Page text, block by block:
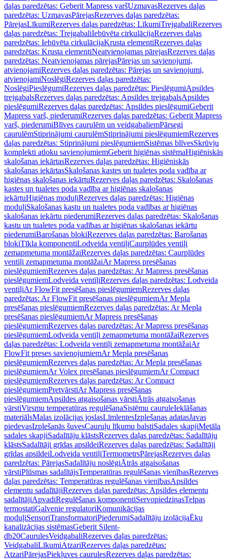
daļas paredzētas: Geberit Mapress varšUzmavasRezerves daļas
paredzētas: UzmavasPārejasRezerves daļas paredzētas:
PārejasLīkumiRezerves daļas paredzētas: LīkumiTrejgabaliRezerves
daļas paredzētas: TrejgabaliIebūvēta cirkulācijaRezerves daļas
paredzētas: Iebūvēta cirkulācijaKrusta elementiRezerves daļas
paredzētas: Krusta elementiNeatvienojamas pārejasRezerves daļas
paredzētas: Neatvienojamas pārejasPārejas un savienojumi,
atvienojamiRezerves daļas paredzētas: Pārejas un savienojumi,
atvienojamiNoslēgiRezerves daļas paredzētas:
NoslēgiPieslēgumiRezerves daļas paredzētas: PieslēgumiApsildes
trejgabalsRezerves daļas paredzētas: Apsildes trejgabalsApsildes
pieslēgumiRezerves daļas paredzētas: Apsildes pieslēgumiGeberit
Mapress varš, piederumiRezerves daļas paredzētas: Geberit Mapress
varš, piederumiBlīves caurulēm un veidgabaliemPārsegi
caurulēmStiprinājumi caurulēmStiprinājumi pieslēgumiemRezerves
daļas paredzētas: Stiprinājumi pieslēgumiemSistēmas blīvesSkrūvju
komplekti atloku savienojumiemGeberit higiēnas sistēmaHigiēniskās
skalošanas iekārtasRezerves daļas paredzētas: Higiēniskās
skalošanas iekārtasSkalošanas kastes un tualetes poda vadība ar
higiēnas skalošanas iekārtuRezerves daļas paredzētas: Skalošanas
kastes un tualetes poda vadība ar higiēnas skalošanas
iekārtuHigiēnas moduļiRezerves daļas paredzētas: Higiēnas
moduļiSkalošanas kastu un tualetes poda vadības ar higiēnas
skalošanas iekārtu piederumiRezerves daļas paredzētas: Skalošanas
kastu un tualetes poda vadības ar higiēnas skalošanas iekārtu
piederumiBarošanas blokiRezerves daļas paredzētas: Barošanas
blokiTīkla komponentiLodveida ventiļiCaurplūdes ventiļi
zemapmetuma montāžaiRezerves daļas paredzētas: Caurplūdes
ventiļi zemapmetuma montāžaiAr Mapress presēšanas
pieslēgumiemRezerves daļas paredzētas: Ar Mapress presēšanas
pieslēgumiemLodveida ventiļiRezerves daļas paredzētas: Lodveida
ventiļiAr FlowFit presēšanas pieslēgumiemRezerves daļas
paredzētas: Ar FlowFit presēšanas pieslēgumiemAr Mepla
presēšanas pieslēgumiemRezerves daļas paredzētas: Ar Mepla
presēšanas pieslēgumiemAr Mapress presēšanas
pieslēgumiemRezerves daļas paredzētas: Ar Mapress presēšanas
pieslēgumiemLodveida ventiļi zemapmetuma montāžaiRezerves
daļas paredzētas: Lodveida ventiļi zemapmetuma montāžaiAr
FlowFit preses savienojumiemAr Mepla presēšanas
pieslēgumiemRezerves daļas paredzētas: Ar Mepla presēšanas
pieslēgumiemAr Volex presēšanas pieslēgumiemAr Compact
pieslēgumiemRezerves daļas paredzētas: Ar Compact
pieslēgumiemPretvārstiAr Mapress presēšanas
pieslēgumiemApsildes atgaisošanas vārstiĀtrās atgaisošanas
vārstiVirsmu temperatūras regulēšanaSistēmu cauruleIeklāšanas
materiālsMalas izolācijas joslasLīmlentesIzplešanas adatasJavas
piedevasIzplešanās šuvesCauruļu līkumu balstiSadales skapjiMetāla
sadales skapjiSadalītāju klāstsRezerves daļas paredzētas: Sadalītāju
klāstsSadalītāji grīdas apsildeiRezerves daļas paredzētas: Sadalītāji
grīdas apsildeiLodveida ventiļiTermometrsPārejasRezerves daļas
paredzētas: PārejasSadalītāju noslēgiĀtrās atgaisošanas
vārstiPlūsmas sadalītājsTemperatūras regulēšanas vienībasRezerves
daļas paredzētas: Temperatūras regulēšanas vienībasApsildes
elementu sadalītājiRezerves daļas paredzētas: Apsildes elementu
sadalītājiApvadiRegulēšanas komponentiServopiedziņasTelpas
termostatiGalvenie regulatoriKomunikācijas
moduļiSensoriTransformatoriPiederumiSadalītāju izolācijaĒku
kanalizācijas sistēmasGeberit Silent-
db20CaurulesVeidgabaliRezerves daļas paredzētas:
VeidgabaliLīkumiAtzariRezerves daļas paredzētas:
AtzariPārejasPiekļuves caurulesRezerves daļas paredzētas: